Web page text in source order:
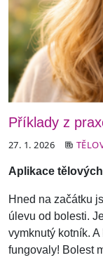
Příklady z
27. 1. 2026
Aplikace
Hned na začátku
úlevu od bolesti.
vymknutý kotník.
fungovaly! Bolest